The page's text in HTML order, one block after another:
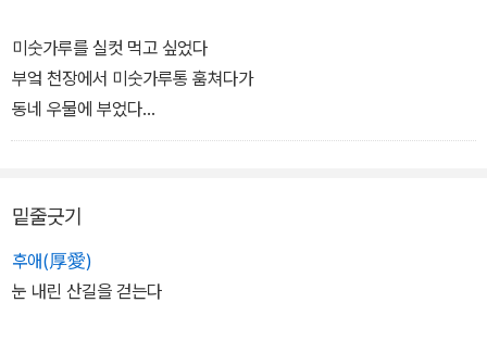
미숫가루를 실컷 먹고 싶었다
부엌 천장에서 미숫가루통 훔쳐다가
동네 우물에 부었다
사카린이랑 슈거도 몽땅 털어넣었다
뺨따귀를 첨으로 맞았다
밑줄긋기
후애(厚愛)
눈 내린 산길을 걷는다